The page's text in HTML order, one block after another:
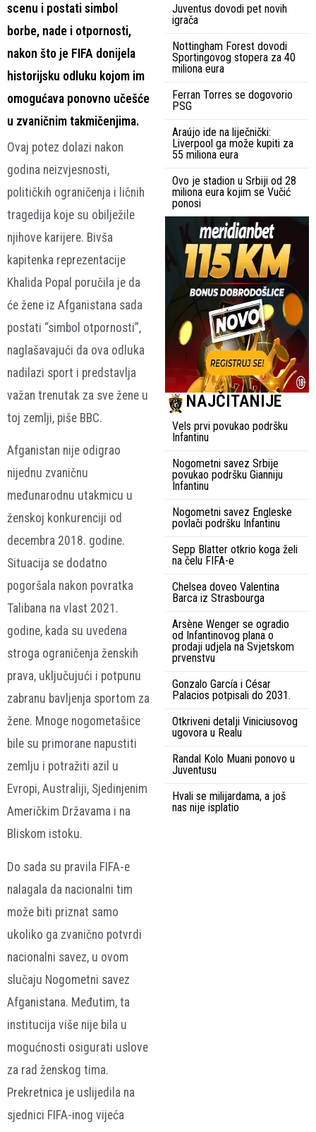
scenu i postati simbol
borbe, nade i otpornosti,
nakon što je FIFA donijela
historijsku odluku kojom im
omogućava ponovno učešće
u zvaničnim takmičenjima.
Ovaj potez dolazi nakon
godina neizvjesnosti,
političkih ograničenja i ličnih
tragedija koje su obilježile
njihove karijere. Bivša
kapitenka reprezentacije
Khalida Popal poručila je da
će žene iz Afganistana sada
postati “simbol otpornosti”,
naglašavajući da ova odluka
nadilazi sport i predstavlja
važan trenutak za sve žene u
toj zemlji, piše BBC.
Afganistan nije odigrao
nijednu zvaničnu
međunarodnu utakmicu u
ženskoj konkurenciji od
decembra 2018. godine.
Situacija se dodatno
pogoršala nakon povratka
Talibana na vlast 2021.
godine, kada su uvedena
stroga ograničenja ženskih
prava, uključujući i potpunu
zabranu bavljenja sportom za
žene. Mnoge nogometašice
bile su primorane napustiti
zemlju i potražiti azil u
Evropi, Australiji, Sjedinjenim
Američkim Državama i na
Bliskom istoku.
Do sada su pravila FIFA-e
nalagala da nacionalni tim
može biti priznat samo
ukoliko ga zvanično potvrdi
nacionalni savez, u ovom
slučaju Nogometni savez
Afganistana. Međutim, ta
institucija više nije bila u
mogućnosti osigurati uslove
za rad ženskog tima.
Prekretnica je uslijedila na
sjednici FIFA-inog vijeća
Juventus dovodi pet novih
igrača
Nottingham Forest dovodi
Sportingovog stopera za 40
miliona eura
Ferran Torres se dogovorio
PSG
Araújo ide na liječnički:
Liverpool ga može kupiti za
55 miliona eura
Ovo je stadion u Srbiji od 28
miliona eura kojim se Vučić
ponosi
NAJČITANIJE
Vels prvi povukao podršku
Infantinu
Nogometni savez Srbije
povukao podršku Gianniju
Infantinu
Nogometni savez Engleske
povlači podršku Infantinu
Sepp Blatter otkrio koga želi
na čelu FIFA-e
Chelsea doveo Valentina
Barca iz Strasbourga
Arsène Wenger se ogradio
od Infantinovog plana o
prodaji udjela na Svjetskom
prvenstvu
Gonzalo García i César
Palacios potpisali do 2031.
Otkriveni detalji Viniciusovog
ugovora u Realu
Randal Kolo Muani ponovo u
Juventusu
Hvali se milijardama, a još
nas nije isplatio